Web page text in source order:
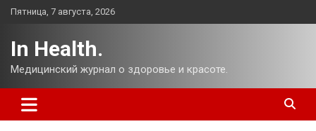
Перейти
Пятница, 7 августа, 2026
In Health.
Медицинский журнал о здоровье и красоте.